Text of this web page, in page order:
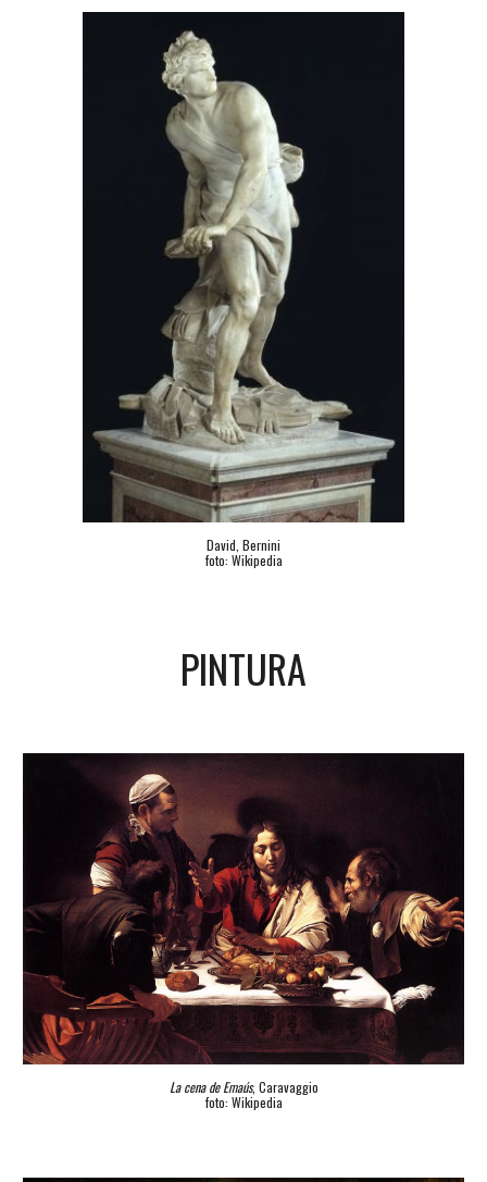
David, Bernini
foto: Wikipedia
PINTURA
La cena de Emaús, Caravaggio
foto: Wikipedia